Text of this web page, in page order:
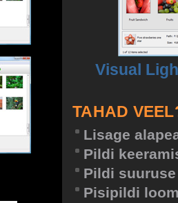
Visual
TAHAD
Lisage
Pildi
Pildi
Pisipildi